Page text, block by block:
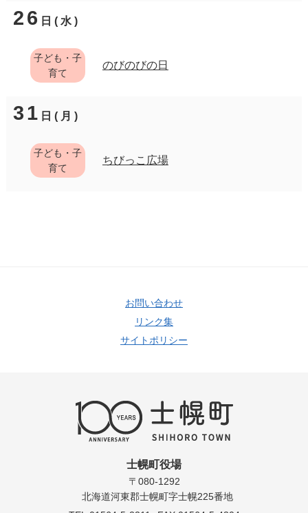
26 日(水)
子ども・子
育て
のびのびの日
31 日(月)
子ども・子
育て
ちびっこ広場
お問い合わせ
リンク集
サイトポリシー
士幌町役場
〒080-1292
北海道河東郡士幌町字士幌225番地